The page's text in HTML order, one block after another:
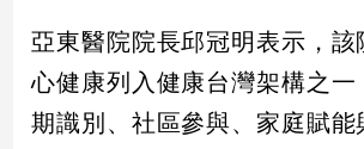
亞東醫院院長邱冠明表示，該
心健康列入健康台灣架構之一
期識別、社區參與、家庭賦能